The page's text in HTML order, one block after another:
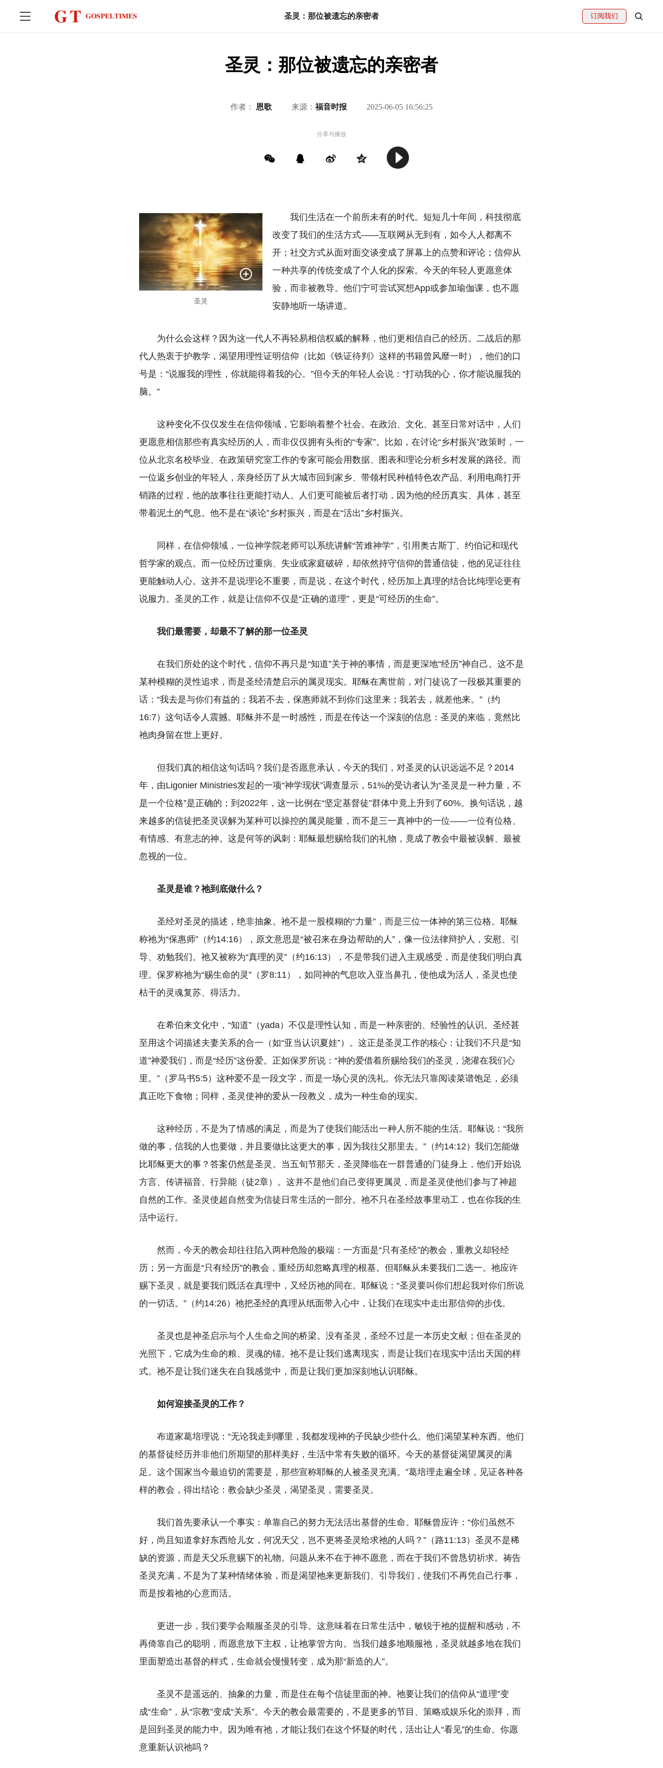
圣灵：那位被遗忘的亲密者 订阅我们
圣灵：那位被遗忘的亲密者
作者： 恩歌 来源： 福音时报 2025-06-05 16:56:25
分享与播放
圣灵
我们生活在一个前所未有的时代。短短几十年间，科技彻底
改变了我们的生活方式——互联网从无到有，如今人人都离不
开；社交方式从面对面交谈变成了屏幕上的点赞和评论；信仰从
一种共享的传统变成了个人化的探索。今天的年轻人更愿意体
验，而非被教导。他们宁可尝试冥想App或参加瑜伽课，也不愿
安静地听一场讲道。
为什么会这样？因为这一代人不再轻易相信权威的解释，他们更相信自己的经历。二战后的那
代人热衷于护教学，渴望用理性证明信仰（比如《铁证待判》这样的书籍曾风靡一时），他们的口
号是：“说服我的理性，你就能得着我的心。”但今天的年轻人会说：“打动我的心，你才能说服我的
脑。”
这种变化不仅仅发生在信仰领域，它影响着整个社会。在政治、文化、甚至日常对话中，人们
更愿意相信那些有真实经历的人，而非仅仅拥有头衔的“专家”。比如，在讨论“乡村振兴”政策时，一
位从北京名校毕业、在政策研究室工作的专家可能会用数据、图表和理论分析乡村发展的路径。而
一位返乡创业的年轻人，亲身经历了从大城市回到家乡、带领村民种植特色农产品、利用电商打开
销路的过程，他的故事往往更能打动人。人们更可能被后者打动，因为他的经历真实、具体，甚至
带着泥土的气息。他不是在“谈论”乡村振兴，而是在“活出”乡村振兴。
同样，在信仰领域，一位神学院老师可以系统讲解“苦难神学”，引用奥古斯丁、约伯记和现代
哲学家的观点。而一位经历过重病、失业或家庭破碎，却依然持守信仰的普通信徒，他的见证往往
更能触动人心。这并不是说理论不重要，而是说，在这个时代，经历加上真理的结合比纯理论更有
说服力。圣灵的工作，就是让信仰不仅是“正确的道理”，更是“可经历的生命”。
我们最需要，却最不了解的那一位圣灵
在我们所处的这个时代，信仰不再只是“知道”关于神的事情，而是更深地“经历”神自己。这不是
某种模糊的灵性追求，而是圣经清楚启示的属灵现实。耶稣在离世前，对门徒说了一段极其重要的
话：“我去是与你们有益的；我若不去，保惠师就不到你们这里来；我若去，就差他来。”（约
16:7）这句话令人震撼。耶稣并不是一时感性，而是在传达一个深刻的信息：圣灵的来临，竟然比
祂肉身留在世上更好。
但我们真的相信这句话吗？我们是否愿意承认，今天的我们，对圣灵的认识远远不足？2014
年，由Ligonier Ministries发起的一项“神学现状”调查显示，51%的受访者认为“圣灵是一种力量，不
是一个位格”是正确的；到2022年，这一比例在“坚定基督徒”群体中竟上升到了60%。换句话说，越
来越多的信徒把圣灵误解为某种可以操控的属灵能量，而不是三一真神中的一位——一位有位格、
有情感、有意志的神。这是何等的讽刺：耶稣最想赐给我们的礼物，竟成了教会中最被误解、最被
忽视的一位。
圣灵是谁？祂到底做什么？
圣经对圣灵的描述，绝非抽象。祂不是一股模糊的“力量”，而是三位一体神的第三位格。耶稣
称祂为“保惠师”（约14:16），原文意思是“被召来在身边帮助的人”，像一位法律辩护人，安慰、引
导、劝勉我们。祂又被称为“真理的灵”（约16:13），不是带我们进入主观感受，而是使我们明白真
理。保罗称祂为“赐生命的灵”（罗8:11），如同神的气息吹入亚当鼻孔，使他成为活人，圣灵也使
枯干的灵魂复苏、得活力。
在希伯来文化中，“知道”（yada）不仅是理性认知，而是一种亲密的、经验性的认识。圣经甚
至用这个词描述夫妻关系的合一（如“亚当认识夏娃”）。这正是圣灵工作的核心：让我们不只是“知
道”神爱我们，而是“经历”这份爱。正如保罗所说：“神的爱借着所赐给我们的圣灵，浇灌在我们心
里。”（罗马书5:5）这种爱不是一段文字，而是一场心灵的洗礼。你无法只靠阅读菜谱饱足，必须
真正吃下食物；同样，圣灵使神的爱从一段教义，成为一种生命的现实。
这种经历，不是为了情感的满足，而是为了使我们能活出一种人所不能的生活。耶稣说：“我所
做的事，信我的人也要做，并且要做比这更大的事，因为我往父那里去。”（约14:12）我们怎能做
比耶稣更大的事？答案仍然是圣灵。当五旬节那天，圣灵降临在一群普通的门徒身上，他们开始说
方言、传讲福音、行异能（徒2章）。这并不是他们自己变得更属灵，而是圣灵使他们参与了神超
自然的工作。圣灵使超自然变为信徒日常生活的一部分。祂不只在圣经故事里动工，也在你我的生
活中运行。
然而，今天的教会却往往陷入两种危险的极端：一方面是“只有圣经”的教会，重教义却轻经
历；另一方面是“只有经历”的教会，重经历却忽略真理的根基。但耶稣从未要我们二选一。祂应许
赐下圣灵，就是要我们既活在真理中，又经历祂的同在。耶稣说：“圣灵要叫你们想起我对你们所说
的一切话。”（约14:26）祂把圣经的真理从纸面带入心中，让我们在现实中走出那信仰的步伐。
圣灵也是神圣启示与个人生命之间的桥梁。没有圣灵，圣经不过是一本历史文献；但在圣灵的
光照下，它成为生命的粮、灵魂的锚。祂不是让我们逃离现实，而是让我们在现实中活出天国的样
式。祂不是让我们迷失在自我感觉中，而是让我们更加深刻地认识耶稣。
如何迎接圣灵的工作？
布道家葛培理说： “无论我走到哪里，我都发现神的子民缺少些什么。他们渴望某种东西。他们
的基督徒经历并非他们所期望的那样美好，生活中常有失败的循环。今天的基督徒渴望属灵的满
足。这个国家当今最迫切的需要是，那些宣称耶稣的人被圣灵充满。”葛培理走遍全球，见证各种各
样的教会，得出结论：教会缺少圣灵，渴望圣灵，需要圣灵。
我们首先要承认一个事实：单靠自己的努力无法活出基督的生命。耶稣曾应许：“你们虽然不
好，尚且知道拿好东西给儿女，何况天父，岂不更将圣灵给求祂的人吗？”（路11:13）圣灵不是稀
缺的资源，而是天父乐意赐下的礼物。问题从来不在于神不愿意，而在于我们不曾恳切祈求。祷告
圣灵充满，不是为了某种情绪体验，而是渴望祂来更新我们、引导我们，使我们不再凭自己行事，
而是按着祂的心意而活。
更进一步，我们要学会顺服圣灵的引导。这意味着在日常生活中，敏锐于祂的提醒和感动，不
再倚靠自己的聪明，而愿意放下主权，让祂掌管方向。当我们越多地顺服祂，圣灵就越多地在我们
里面塑造出基督的样式，生命就会慢慢转变，成为那“新造的人”。
圣灵不是遥远的、抽象的力量，而是住在每个信徒里面的神。祂要让我们的信仰从“道理”变
成“生命”，从“宗教”变成“关系”。今天的教会最需要的，不是更多的节目、策略或娱乐化的崇拜，而
是回到圣灵的能力中。因为唯有祂，才能让我们在这个怀疑的时代，活出让人“看见”的生命。你愿
意重新认识祂吗？